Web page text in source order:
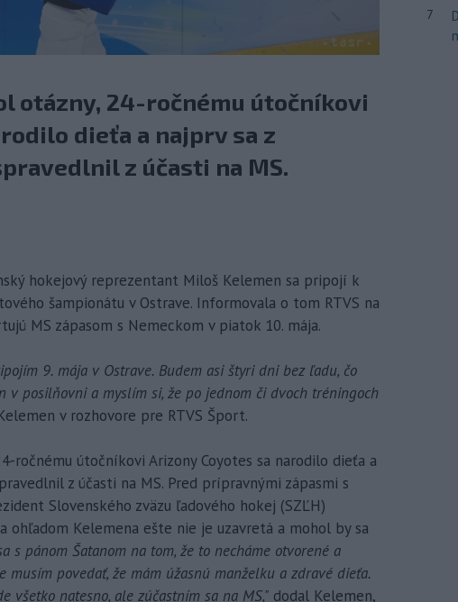
otázny, 24-ročnému útočníkovi
dieťa a najprv sa z
z účasti na MS.
hokejový reprezentant Miloš Kelemen sa pripojí k
šampionátu v Ostrave. Informovala o tom RTVS na
MS zápasom s Nemeckom v piatok 10. mája.
9. mája v Ostrave. Budem asi štyri dni bez ľadu, čo
v posilňovni a myslím si, že po jednom či dvoch tréningoch
v rozhovore pre RTVS Šport.
ročnému útočníkovi Arizony Coyotes sa narodilo dieťa a
z účasti na MS. Pred prípravnými zápasmi s
Slovenského zväzu ľadového hokej (SZĽH)
ohľadom Kelemena ešte nie je uzavretá a mohol by sa
s pánom Šatanom na tom, že to necháme otvorené a
musím povedať, že mám úžasnú manželku a zdravé dieťa.
všetko natesno, ale zúčastním sa na MS," dodal Kelemen,
7